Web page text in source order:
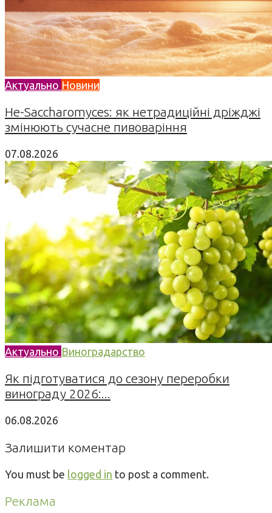
Актуально Новини
Не-Saccharomyces: як нетрадиційні дріжджі
змінюють сучасне пивоваріння
07.08.2026
Актуально Виноградарство
Як підготуватися до сезону переробки
винограду 2026:...
06.08.2026
Залишити коментар
You must be logged in to post a comment.
Реклама